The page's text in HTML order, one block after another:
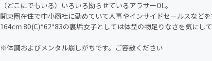
（どこにでもいる）いろいろ拗らせているアラサーOL。
関東圏在住で中小商社に勤めていて人事やインサイドセールスなどを
164cm 80(C)*62*83の裏垢女子としては体型の物足りなさを気にして
※体調およびメンタル崩しがちです。ご容赦ください